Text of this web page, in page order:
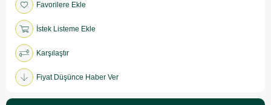
Favorilere Ekle
İstek Listeme Ekle
Karşılaştır
Fiyat Düşünce Haber Ver